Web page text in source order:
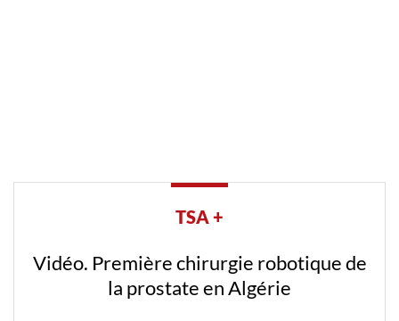
TSA +
Vidéo. Première chirurgie robotique de
la prostate en Algérie